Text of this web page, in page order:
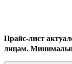
Прайс-лист
лицам.